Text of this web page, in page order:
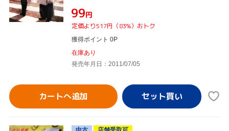
¥99円
定価より517円（83%）おトク
獲得ポイント 0P
在庫あり
発売年月日：2011/07/05
カートへ追加